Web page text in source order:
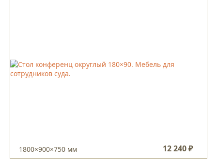
1800×900×750 мм 12 240 ₽